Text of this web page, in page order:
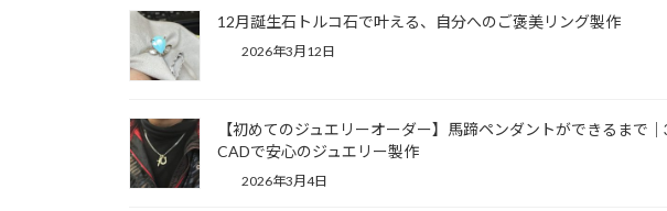
12月誕生石トルコ石で叶える、自分へのご褒美リング製作
2026年3月12日
【初めてのジュエリーオーダー】馬蹄ペンダントができるまで｜
CADで安心のジュエリー製作
2026年3月4日